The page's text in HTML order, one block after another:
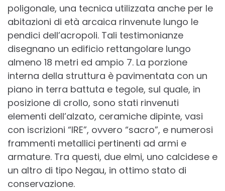
poligonale, una tecnica utilizzata anche per le
abitazioni di età arcaica rinvenute lungo le
pendici dell’acropoli. Tali testimonianze
disegnano un edificio rettangolare lungo
almeno 18 metri ed ampio 7. La porzione
interna della struttura è pavimentata con un
piano in terra battuta e tegole, sul quale, in
posizione di crollo, sono stati rinvenuti
elementi dell’alzato, ceramiche dipinte, vasi
con iscrizioni “IRE”, ovvero “sacro”, e numerosi
frammenti metallici pertinenti ad armi e
armature. Tra questi, due elmi, uno calcidese e
un altro di tipo Negau, in ottimo stato di
conservazione.